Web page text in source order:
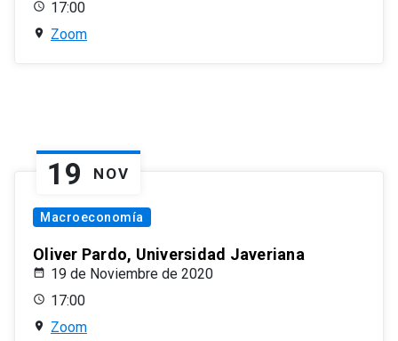
17:00
Zoom
19 NOV
Macroeconomía
Oliver Pardo, Universidad Javeriana
19 de Noviembre de 2020
17:00
Zoom